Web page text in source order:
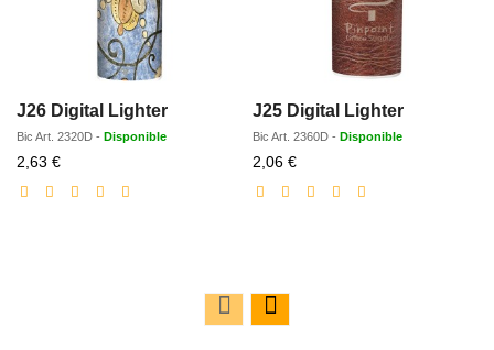
J26 Digital Lighter
Bic Art. 2320D - Disponible
2,63 €Prix
réduit
J25 Digital Lighter
Bic Art. 2360D - Disponible
2,06 €Prix
réduit